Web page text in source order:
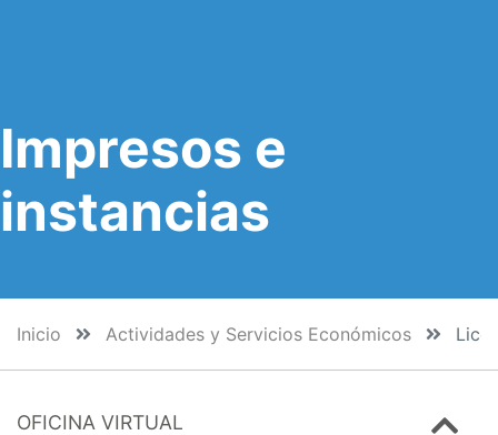
Impresos e
instancias
Inicio Actividades y Servicios Económicos
OFICINA VIRTUAL